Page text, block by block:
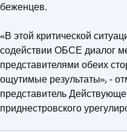
беженцев.
«В этой критической
содействии ОБСЕ диалог
представителями обеих
ощутимые результаты», -
представитель
приднестровского